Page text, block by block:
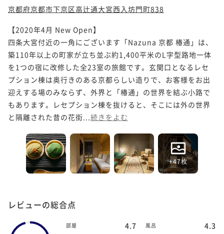
京都府京都市下京区高辻通大宮西入坊門町838
【2020年4月 New Open】
四条大宮付近の一角にございます「Nazuna 京都 椿通」は、
築110年以上の町家が立ち並ぶ約1,400平米のL字型路地一体
を1つの宿に改修した全23室の旅館です。玄関口となるレセ
プション棟は奥行きのある京都らしい造りで、お客様をお出
迎えする場のみならず、外界と「椿通」の世界を結ぶ小路で
もあります。レセプション棟を抜けると、そこには外の世界
と隔離された昔の花街... 続きをよむ
+47枚
レビューの総合点
部屋 4.7 風呂 4.3